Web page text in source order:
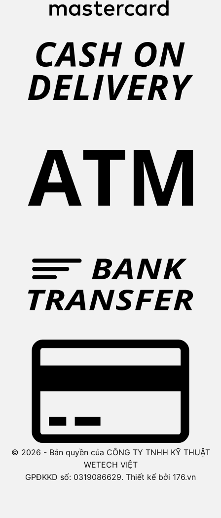
© 2026 - Bản quyền của CÔNG TY TNHH KỸ THUẬT
WETECH VIỆT
GPĐKKD số: 0319086629. Thiết kế bởi 176.vn